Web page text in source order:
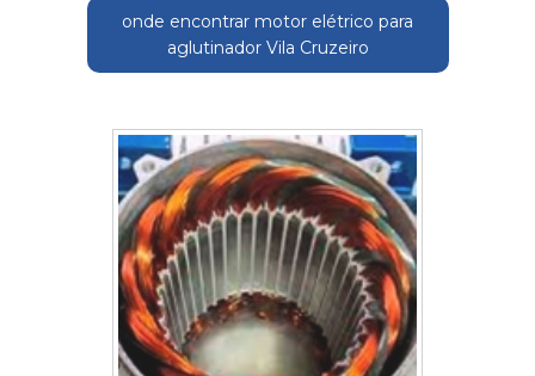
onde encontrar motor elétrico para
aglutinador Vila Cruzeiro